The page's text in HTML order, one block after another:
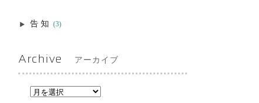
告知 (3)
Archive アーカイブ